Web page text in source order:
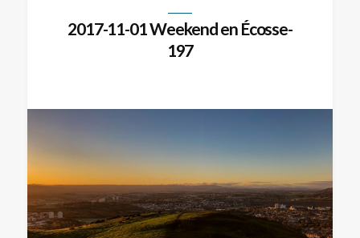
2017-11-01 Weekend en Écosse-
197